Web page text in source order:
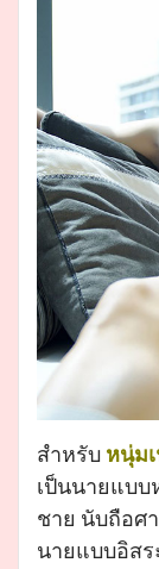
สำหรับ หนุ่ม
เป็นนายแบบ
ชาย นับถือศ
นายแบบอิสร